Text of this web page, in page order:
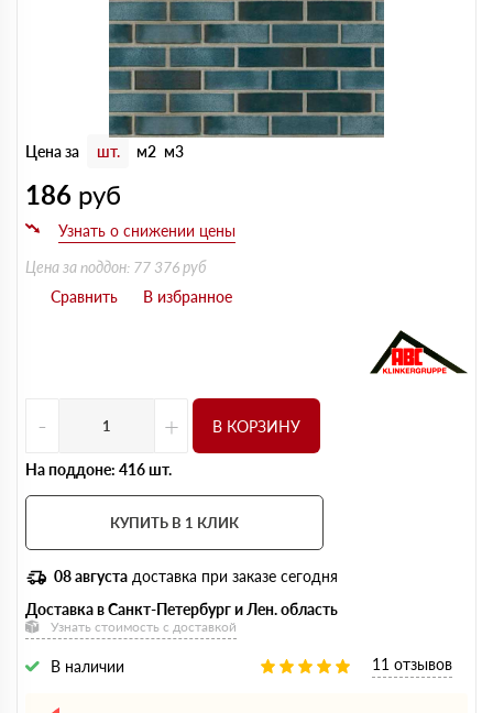
Цена за шт. м2 м3
186 руб
Цена за поддон: 77 376 руб
- + В КОРЗИНУ
На поддоне: 416 шт.
КУПИТЬ В 1 КЛИК
08 августа доставка при заказе сегодня
Доставка в Санкт-Петербург и Лен. область
Узнать стоимость с доставкой
В наличии 11 отзывов